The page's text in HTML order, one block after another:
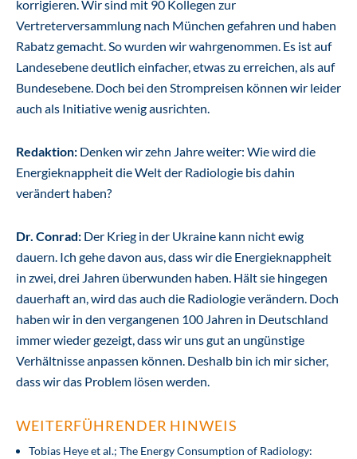
korrigieren. Wir sind mit 90 Kollegen zur
Vertreterversammlung nach München gefahren und haben
Rabatz gemacht. So wurden wir wahrgenommen. Es ist auf
Landesebene deutlich einfacher, etwas zu erreichen, als auf
Bundesebene. Doch bei den Strompreisen können wir leider
auch als Initiative wenig ausrichten.
Redaktion: Denken wir zehn Jahre weiter: Wie wird die
Energieknappheit die Welt der Radiologie bis dahin
verändert haben?
Dr. Conrad: Der Krieg in der Ukraine kann nicht ewig
dauern. Ich gehe davon aus, dass wir die Energieknappheit
in zwei, drei Jahren überwunden haben. Hält sie hingegen
dauerhaft an, wird das auch die Radiologie verändern. Doch
haben wir in den vergangenen 100 Jahren in Deutschland
immer wieder gezeigt, dass wir uns gut an ungünstige
Verhältnisse anpassen können. Deshalb bin ich mir sicher,
dass wir das Problem lösen werden.
WEITERFÜHRENDER HINWEIS
Tobias Heye et al.; The Energy Consumption of Radiology: